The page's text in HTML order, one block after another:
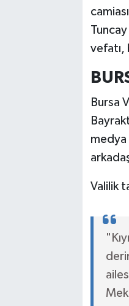
vefatı,
Bursa
medya
Valilik